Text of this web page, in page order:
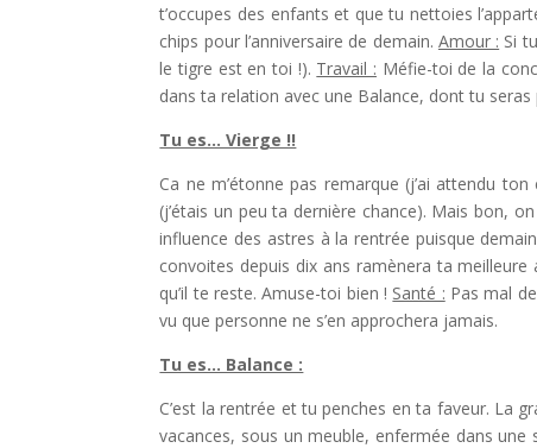
t’occupes des enfants et que tu nettoies
chips pour l’anniversaire de demain. Amour : Si
le tigre est en toi !). Travail : Méfie-toi de la
dans ta relation avec une Balance, dont tu seras
Tu es… Vierge !!
Ca ne m’étonne pas remarque (j’ai attendu
(j’étais un peu ta dernière chance). Mais bon,
influence des astres à la rentrée puisque
convoites depuis dix ans ramènera ta meilleure
qu’il te reste. Amuse-toi bien ! Santé : Pas mal
vu que personne ne s’en approchera jamais.
Tu es… Balance :
C’est la rentrée et tu penches en ta faveur. La
vacances, sous un meuble, enfermée dans